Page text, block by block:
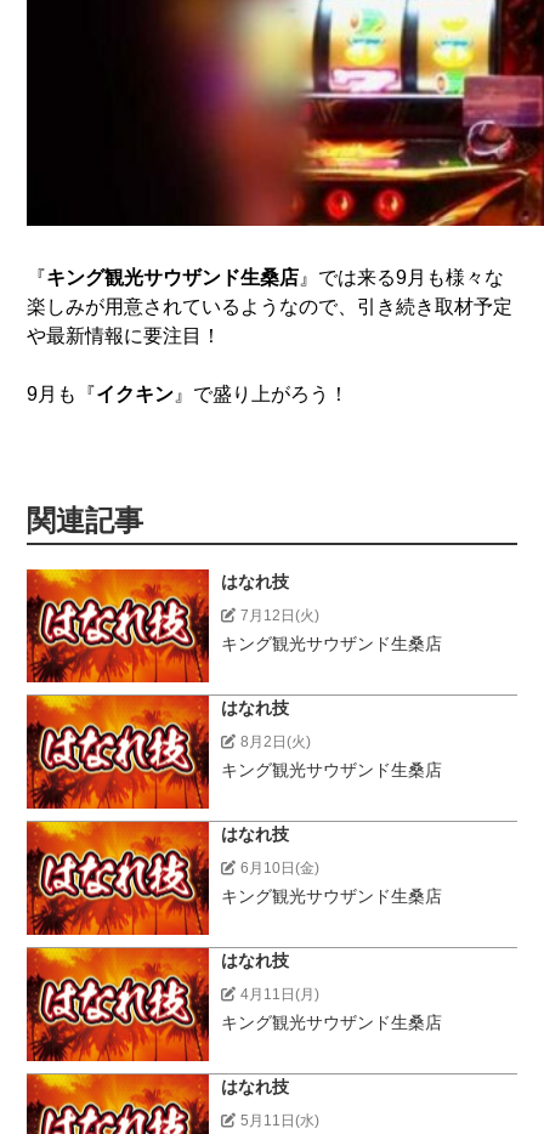
『キング観光サウザンド生桑店 』では来る9月も様々な
楽しみが用意されているようなので、引き続き取材予定
や最新情報に要注目！
9月も『イクキン 』で盛り上がろう！
関連記事
はなれ技
7月12日(火)
キング観光サウザンド生桑店
はなれ技
8月2日(火)
キング観光サウザンド生桑店
はなれ技
6月10日(金)
キング観光サウザンド生桑店
はなれ技
4月11日(月)
キング観光サウザンド生桑店
はなれ技
5月11日(水)